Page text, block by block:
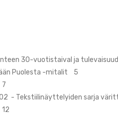
30-vuotistaival ja
Puolesta -mitalit 5
7
- Tekstiilinäyttelyiden sarja